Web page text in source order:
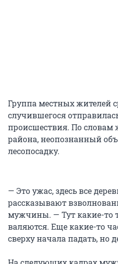
Группа местных жителей
случившегося
происшествия. По словам
района, неопознанный
лесопосадку.
— Это ужас, здесь все
рассказывают
мужчины. — Тут какие-то
валяются. Еще какие-то
сверху начала падать, но